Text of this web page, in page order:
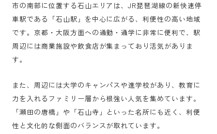
市の南部に位置する石山エリアは、JR琵琶湖線の新快速停
車駅である「石山駅」を中心に広がる、利便性の高い地域
です。京都・大阪方面への通勤・通学に非常に便利で、駅
周辺には商業施設や飲食店が集まっており活気がありま
す。
また、周辺には大学のキャンパスや進学校があり、教育に
力を入れるファミリー層から根強い人気を集めています。
「瀬田の唐橋」や「石山寺」といった名所にも近く、利便
性と文化的な側面のバランスが取れています。